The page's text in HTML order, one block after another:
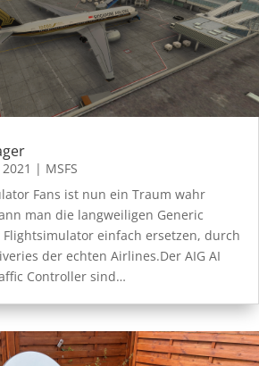
| MSFS
Fans ist nun ein Traum wahr
man die langweiligen Generic
einfach ersetzen, durch
der echten Airlines.Der AIG AI
Controller sind…